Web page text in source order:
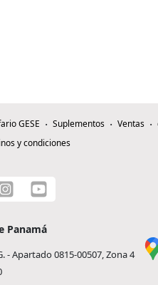
GESE Suplementos Ventas
y condiciones
Panamá
- Apartado 0815-00507, Zona 4